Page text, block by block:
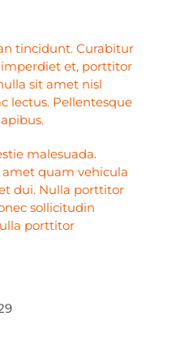
tincidunt. Curabitur
et, porttitor
sit amet nisl
lectus. Pellentesque
malesuada.
quam vehicula
dui. Nulla porttitor
sollicitudin
porttitor